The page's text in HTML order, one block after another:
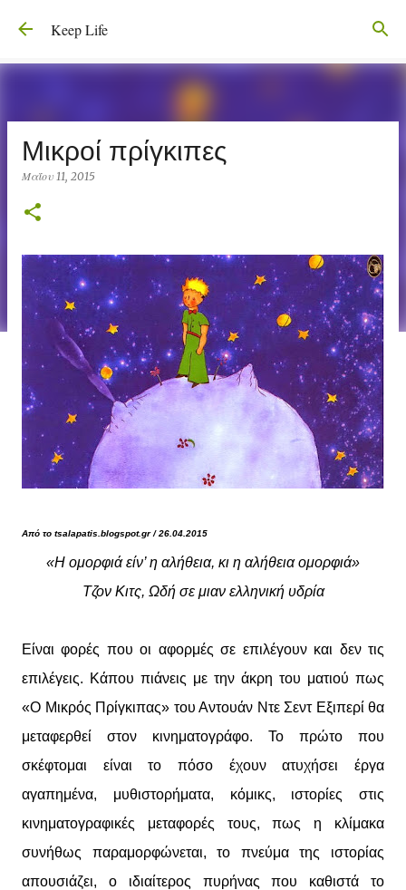
Μετάβαση στο κύριο περιεχόμενο
Keep Life
Μικροί πρίγκιπες
Μαΐου 11, 2015
Από το tsalapatis.blogspot.gr / 26.04.2015
«Η ομορφιά είν’ η αλήθεια, κι η αλήθεια ομορφιά»
Τζον Κιτς, Ωδή σε μιαν ελληνική υδρία
Είναι φορές που οι αφορμές σε επιλέγουν και δεν τις
επιλέγεις. Κάπου πιάνεις με την άκρη του ματιού πως
«Ο Μικρός Πρίγκιπας» του Αντουάν Ντε Σεντ Εξιπερί θα
μεταφερθεί στον κινηματογράφο. Το πρώτο που
σκέφτομαι είναι το πόσο έχουν ατυχήσει έργα
αγαπημένα, μυθιστορήματα, κόμικς, ιστορίες στις
κινηματογραφικές μεταφορές τους, πως η κλίμακα
συνήθως παραμορφώνεται, το πνεύμα της ιστορίας
απουσιάζει, ο ιδιαίτερος πυρήνας που καθιστά το